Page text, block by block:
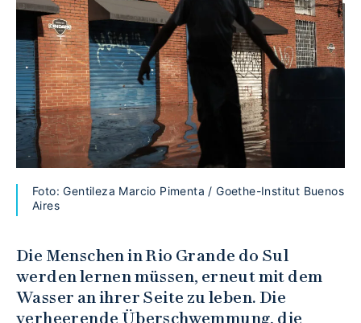
Foto: Gentileza Marcio Pimenta / Goethe-Institut Buenos
Aires
Die Menschen in Rio Grande do Sul
werden lernen müssen, erneut mit dem
Wasser an ihrer Seite zu leben. Die
verheerende Überschwemmung, die